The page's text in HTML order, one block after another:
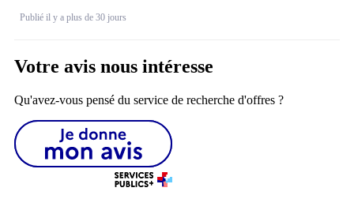
Publié il y a plus de 30 jours
Votre avis nous intéresse
Qu'avez-vous pensé du service de recherche d'offres ?